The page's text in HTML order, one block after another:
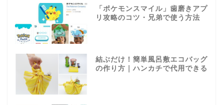
「ポケモンスマイル」歯磨きアプ
リ攻略のコツ・兄弟で使う方法
結ぶだけ！簡単風呂敷エコバッグ
の作り方｜ハンカチで代用できる